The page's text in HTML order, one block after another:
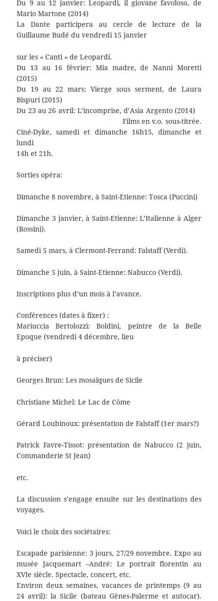
Du 9 au 12 janvier: Leopardi, il giovane favoloso, de
Mario Martone (2014)
La Dante participera au cercle de lecture de la
Guillaume Budé du vendredi 15 janvier
sur les « Canti » de Leopardi.
Du 13 au 16 février: Mia madre, de Nanni Moretti
(2015)
Du 19 au 22 mars: Vierge sous serment, de Laura
Bispuri (2015)
Du 23 au 26 avril: L’incomprise, d’Asia Argento (2014)
Films en v.o. sous-titrée.
Ciné-Dyke, samedi et dimanche 16h15, dimanche et
lundi
14h et 21h.
Sorties opéra:
Dimanche 8 novembre, à Saint-Etienne: Tosca (Puccini)
Dimanche 3 janvier, à Saint-Etienne: L’Italienne à Alger
(Rossini).
Samedi 5 mars, à Clermont-Ferrand: Falstaff (Verdi).
Dimanche 5 juin, à Saint-Etienne: Nabucco (Verdi).
Inscriptions plus d’un mois à l’avance.
Conférences (dates à fixer) :
Mariuccia Bertolozzi: Boldini, peintre de la Belle
Epoque (vendredi 4 décembre, lieu
à préciser)
Georges Brun: Les mosaïques de Sicile
Christiane Michel: Le Lac de Côme
Gérard Loubinoux: présentation de Falstaff (1er mars?)
Patrick Favre-Tissot: présentation de Nabucco (2 juin,
Commanderie St Jean)
etc.
La discussion s’engage ensuite sur les destinations des
voyages.
Voici le choix des sociétaires:
Escapade parisienne: 3 jours, 27/29 novembre. Expo au
musée Jacquemart –André: Le portrait florentin au
XVIe siècle. Spectacle, concert, etc.
Environ deux semaines, vacances de printemps (9 au
24 avril): la Sicile (bateau Gênes-Palerme et autocar).